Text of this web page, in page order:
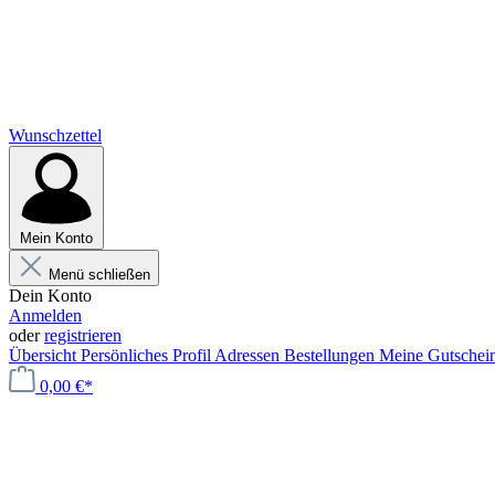
Wunschzettel
Mein Konto
Menü schließen
Dein Konto
Anmelden
oderregistrieren
Übersicht Persönliches Profil Adressen Bestellungen Meine
0,00 €*